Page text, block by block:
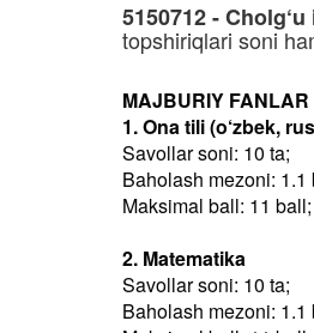
5150712 -
topshiriqlari soni
MAJBURIY
1. Ona tili (o‘zbek,
Savollar soni: 10 ta;
Baholash mezoni: 1.1
Maksimal ball: 11 ball;
2. Matematika
Savollar soni: 10 ta;
Baholash mezoni: 1.1